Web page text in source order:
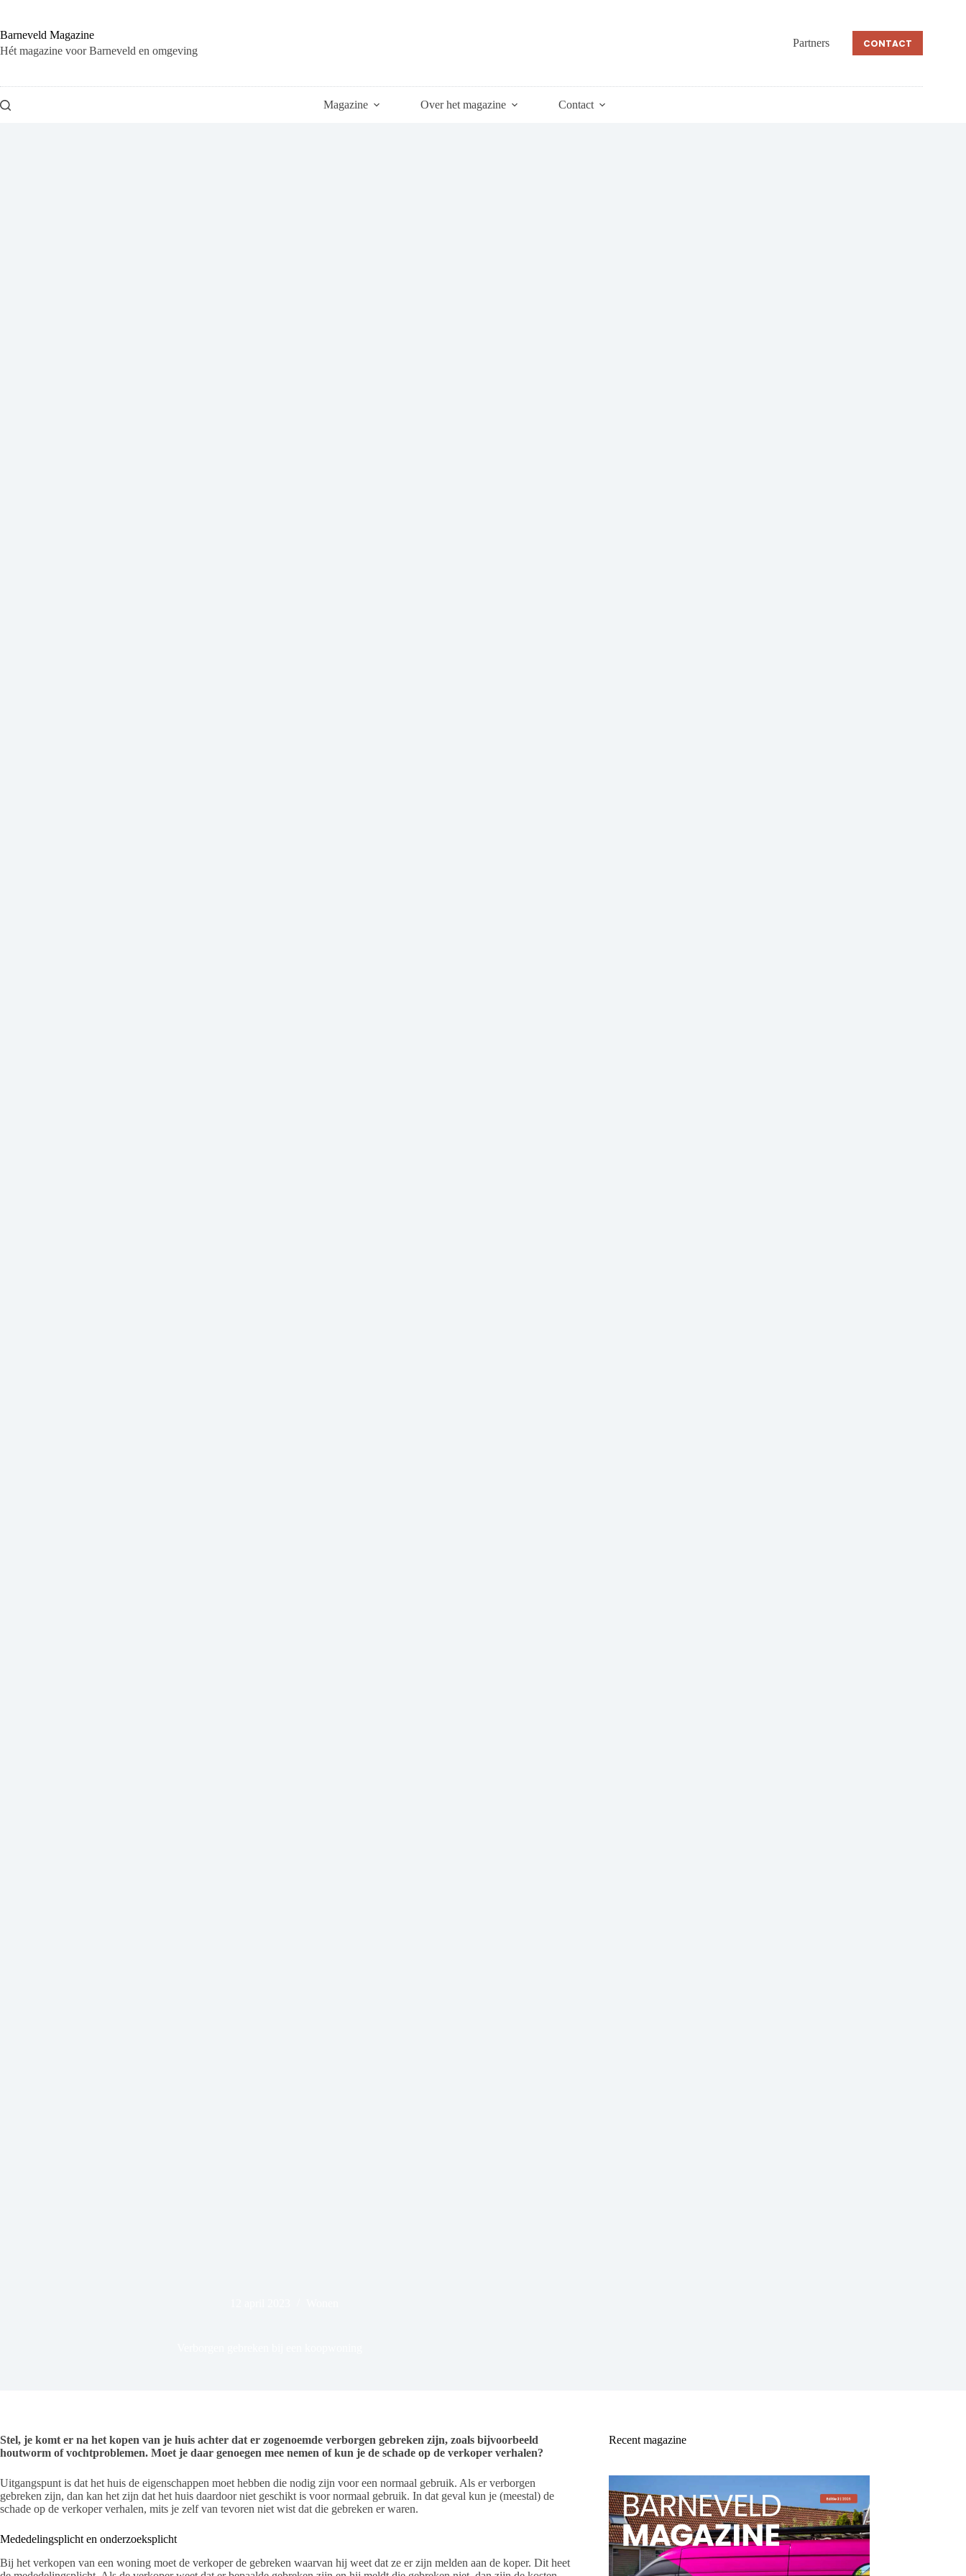
de
inhoud
Barneveld Magazine
Hét magazine voor Barneveld en omgeving
Partners CONTACT
Magazine Over het magazine Contact
Stel, je komt er na het kopen van je huis achter dat er zogenoemde verborgen gebreken zijn, zoals bijvoorbeeld
houtworm of vochtproblemen. Moet je daar genoegen mee nemen of kun je de schade op de verkoper verhalen?
Uitgangspunt is dat het huis de eigenschappen moet hebben die nodig zijn voor een normaal gebruik. Als er verborgen
gebreken zijn, dan kan het zijn dat het huis daardoor niet geschikt is voor normaal gebruik. In dat geval kun je (meestal) de
schade op de verkoper verhalen, mits je zelf van tevoren niet wist dat die gebreken er waren.
Mededelingsplicht en onderzoeksplicht
Bij het verkopen van een woning moet de verkoper de gebreken waarvan hij weet dat ze er zijn melden aan de koper. Dit heet
Recent magazine